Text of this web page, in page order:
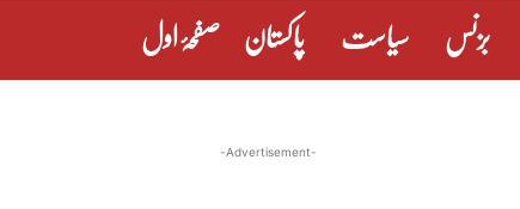
بزنس سیاست پاکستان صفحۂ اول
-Advertisement-